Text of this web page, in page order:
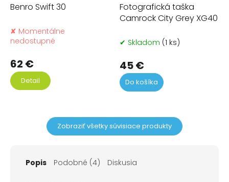
Benro Swift 30
✘ Momentálne
nedostupné
62 €
Detail
Fotografická taška
Camrock City Grey XG40
✔ Skladom (1 ks)
45 €
Do košíka
Zobraziť všetky súvisiace produkty
Popis Podobné (4) Diskusia